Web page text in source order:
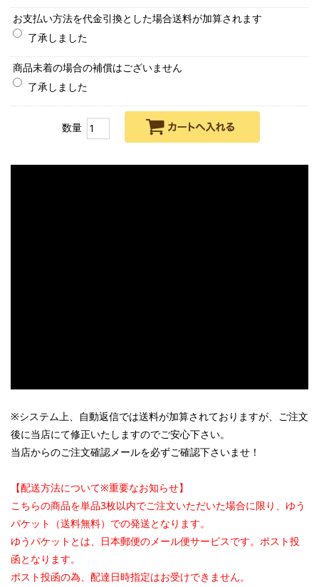
お支払い方法を代金引換とした場合送料が加算されます
了承しました
商品未着の場合の補償はございません
了承しました
数量
※システム上、自動返信では送料が加算されておりますが、ご注文
後に当店にて修正いたしますのでご安心下さい。
当店からのご注文確認メールを必ずご確認下さいませ！
【配送方法について※重要なお知らせ】
こちらの商品を単品3枚以内でご注文いただいた場合に限り、ゆう
パケット（送料無料）での発送となります。
ゆうパケットとは、日本郵便のメール便サービスです。ポスト投
函となります。
ポスト投函の為、配達日時指定はお受けできません。